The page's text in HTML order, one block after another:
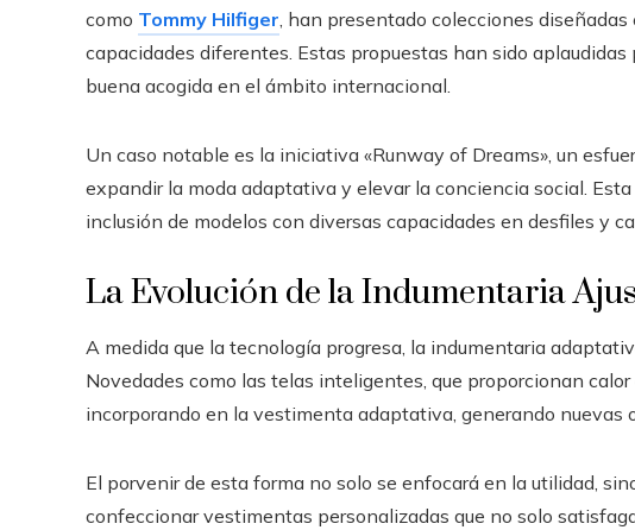
como Tommy Hilfiger, han presentado colecciones
capacidades diferentes. Estas propuestas han sido
buena acogida en el ámbito internacional.
Un caso notable es la iniciativa «Runway of Dreams», un
expandir la moda adaptativa y elevar la conciencia social.
inclusión de modelos con diversas capacidades en desfiles y
La Evolución de la Indumentaria
A medida que la tecnología progresa, la indumentaria
Novedades como las telas inteligentes, que proporcionan
incorporando en la vestimenta adaptativa, generando nuevas
El porvenir de esta forma no solo se enfocará en la utilidad,
confeccionar vestimentas personalizadas que no solo